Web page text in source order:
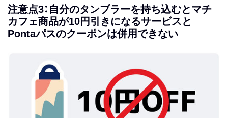
注意点3：自分のタンブラーを持ち込むとマチ
カフェ商品が10円引きになるサービスと
Pontaパスのクーポンは併用できない